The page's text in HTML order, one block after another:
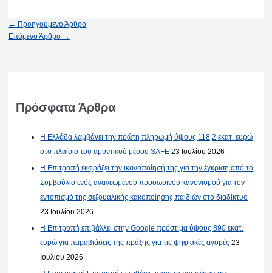
← Προηγούμενο Άρθρο
Επόμενο Άρθρο →
Πρόσφατα Άρθρα
Η Ελλάδα λαμβάνει την πρώτη πληρωμή ύψους 118,2 εκατ. ευρώ
στο πλαίσιο του αμυντικού μέσου SAFE 23 Ιουλίου 2026
Η Επιτροπή εκφράζει την ικανοποίησή της για την έγκριση από το
Συμβούλιο ενός ανανεωμένου προσωρινού κανονισμού για τον
εντοπισμό της σεξουαλικής κακοποίησης παιδιών στο διαδίκτυο
23 Ιουλίου 2026
Η Επιτροπή επιβάλλει στην Google πρόστιμα ύψους 890 εκατ.
ευρώ για παραβιάσεις της πράξης για τις ψηφιακές αγορές 23
Ιουλίου 2026